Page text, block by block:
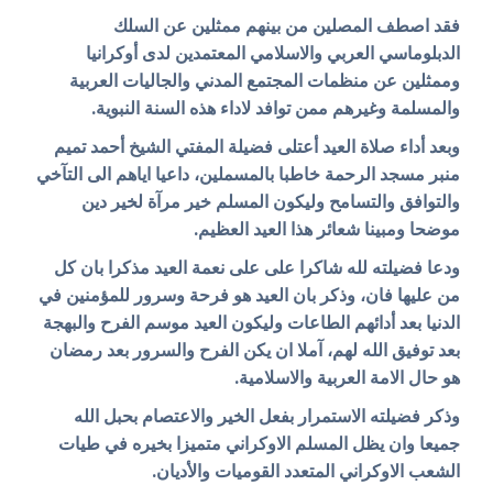
فقد اصطف المصلين من بينهم ممثلين عن السلك
الدبلوماسي العربي والاسلامي المعتمدين لدى أوكرانيا
وممثلين عن منظمات المجتمع المدني والجاليات العربية
والمسلمة وغيرهم ممن توافد لاداء هذه السنة النبوية.
وبعد أداء صلاة العيد أعتلى فضيلة المفتي الشيخ أحمد تميم
منبر مسجد الرحمة خاطبا بالمسملين، داعيا اياهم الى التآخي
والتوافق والتسامح وليكون المسلم خير مرآة لخير دين
موضحا ومبينا شعائر هذا العيد العظيم.
ودعا فضيلته لله شاكرا على على نعمة العيد مذكرا بان كل
من عليها فان، وذكر بان العيد هو فرحة وسرور للمؤمنين في
الدنيا بعد أدائهم الطاعات وليكون العيد موسم الفرح والبهجة
بعد توفيق الله لهم، آملا ان يكن الفرح والسرور بعد رمضان
هو حال الامة العربية والاسلامية.
وذكر فضيلته الاستمرار بفعل الخير والاعتصام بحبل الله
جميعا وان يظل المسلم الاوكراني متميزا بخيره في طيات
الشعب الاوكراني المتعدد القوميات والأديان.